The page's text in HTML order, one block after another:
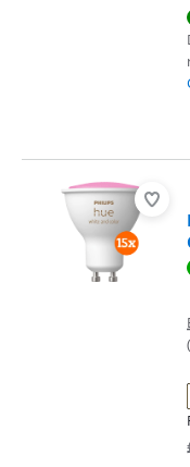
La note est de 9,5 sur 10,
s'ouvre dans un nouvel